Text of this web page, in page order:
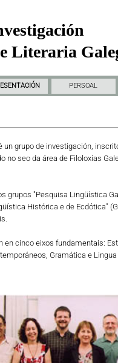
Literaria
PERSOAL
grupo de investigación,
no seo da área de Filoloxías
grupos "Pesquisa Lingüística
Histórica e de Ecdótica"
en cinco eixos fundamentais:
Gramática e Lingua